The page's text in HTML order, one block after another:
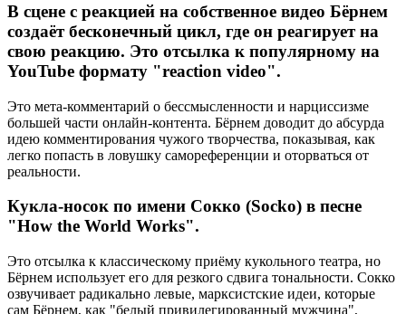
В сцене с реакцией на собственное видео Бёрнем
создаёт бесконечный цикл, где он реагирует на
свою реакцию. Это отсылка к популярному на
YouTube формату "reaction video".
Это мета-комментарий о бессмысленности и нарциссизме
большей части онлайн-контента. Бёрнем доводит до абсурда
идею комментирования чужого творчества, показывая, как
легко попасть в ловушку самореференции и оторваться от
реальности.
Кукла-носок по имени Сокко (Socko) в песне
"How the World Works".
Это отсылка к классическому приёму кукольного театра, но
Бёрнем использует его для резкого сдвига тональности. Сокко
озвучивает радикально левые, марксистские идеи, которые
сам Бёрнем, как "белый привилегированный мужчина",